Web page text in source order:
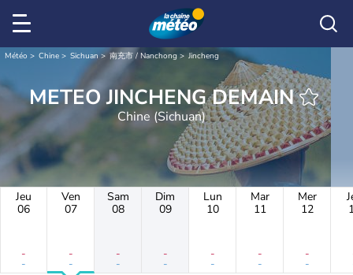
Météo Chine Sichuan 南充市 / Nanchong Jincheng
METEO JINCHENG DEMAIN
Chine (Sichuan)
Jeu
06
-
-
Ven
07
-
-
Sam
08
-
-
Dim
09
-
-
Lun
10
-
-
Mar
11
-
-
Mer
12
-
-